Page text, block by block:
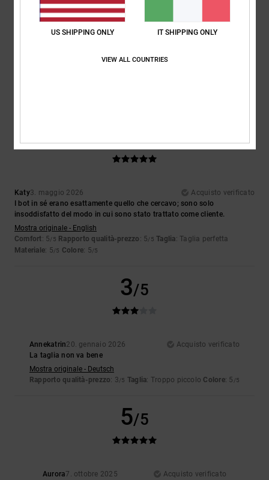
Taglia
Colore
5/5
Katy3. maggio 2026
Acquisto verificato
I bot in sé erano esattamente quello che cercavo; sono solo
insoddisfatto del modo in cui sono stato trattato come cliente.
Mostra originale - English
Comfort: 5/5 Rapporto qualità-prezzo : 5/5 Taglia: Taglia perfetta
Materiale: 5/5 Colore: 5/5
3/5
Annekatrin20. gennaio 2026
Acquisto verificato
La taglia non va bene
Mostra originale - Deutsch
Rapporto qualità-prezzo: 3/5 Taglia: Troppo piccolo Colore: 5 /5
5/5
Aurora7. ottobre 2025
Acquisto verificato
US SHIPPING ONLY IT SHIPPING ONLY
VIEW ALL COUNTRIES